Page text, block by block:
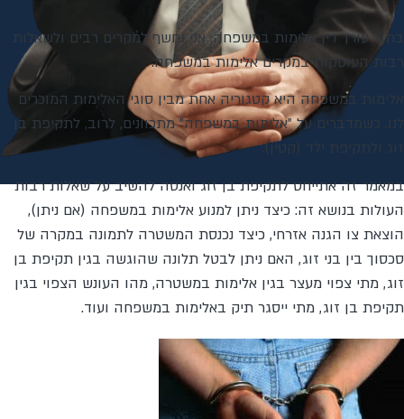
בתור עורך דין אלימות במשפחה, אני נחשף למקרים רבים ולשאלות
רבות העוסקות במקרים אלימות במשפחה.
אלימות במשפחה היא קטגוריה אחת מבין סוגי האלימות המוכרים
לנו. כשמדברים על "אלימות במשפחה" מתכוונים, לרוב, לתקיפת בן
זוג ולתקיפת ילד (קטין).
במאמר זה אתייחס לתקיפת בן זוג ואנסה להשיב על שאלות רבות
העולות בנושא זה: כיצד ניתן למנוע אלימות במשפחה (אם ניתן),
הוצאת צו הגנה אזרחי, כיצד נכנסת המשטרה לתמונה במקרה של
סכסוך בין בני זוג, האם ניתן לבטל תלונה שהוגשה בגין תקיפת בן
זוג, מתי צפוי מעצר בגין אלימות במשטרה, מהו העונש הצפוי בגין
תקיפת בן זוג, מתי ייסגר תיק באלימות במשפחה ועוד.